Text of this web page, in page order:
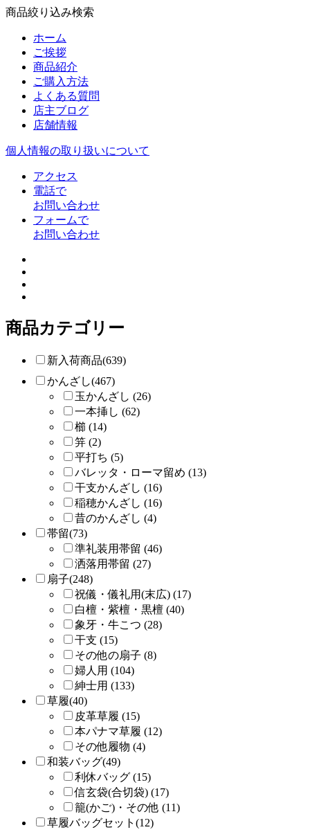
商品絞り込み検索
ホーム
ご挨拶
商品紹介
ご購入方法
よくある質問
店主ブログ
店舗情報
個人情報の取り扱いについて
アクセス
電話で
お問い合わせ
フォームで
お問い合わせ
商品カテゴリー
新入荷商品(639)
かんざし(467)
玉かんざし (26)
一本挿し (62)
櫛 (14)
笄 (2)
平打ち (5)
バレッタ・ローマ留め (13)
干支かんざし (16)
稲穂かんざし (16)
昔のかんざし (4)
帯留(73)
準礼装用帯留 (46)
洒落用帯留 (27)
扇子(248)
祝儀・儀礼用(末広) (17)
白檀・紫檀・黒檀 (40)
象牙・牛こつ (28)
干支 (15)
その他の扇子 (8)
婦人用 (104)
紳士用 (133)
草履(40)
皮革草履 (15)
本パナマ草履 (12)
その他履物 (4)
和装バッグ(49)
利休バッグ (15)
信玄袋(合切袋) (17)
籠(かご)・その他 (11)
草履バッグセット(12)